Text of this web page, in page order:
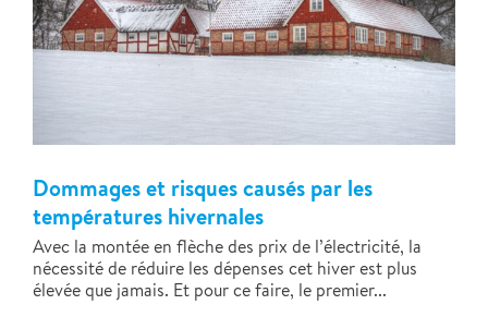
Dommages et risques causés par les
températures hivernales
Avec la montée en flèche des prix de l’électricité, la
nécessité de réduire les dépenses cet hiver est plus
élevée que jamais. Et pour ce faire, le premier...